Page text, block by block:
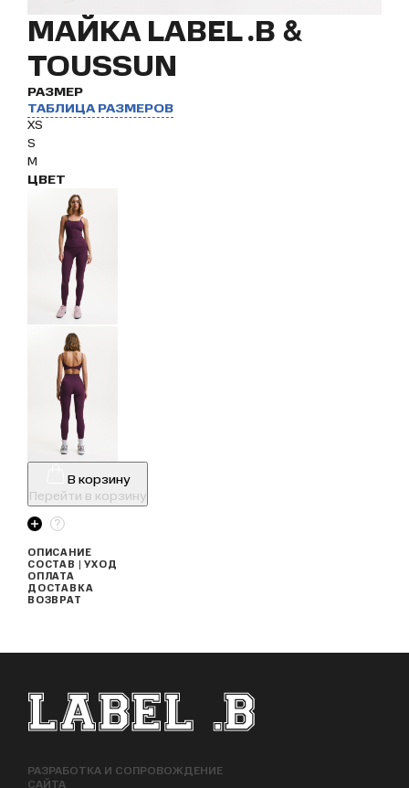
МАЙКА LABEL .B &
TOUSSUN
РАЗМЕР
ТАБЛИЦА РАЗМЕРОВ
XS
S
M
ЦВЕТ
В корзину
Перейти в корзину
ОПИСАНИЕ
СОСТАВ | УХОД
ОПЛАТА
ДОСТАВКА
ВОЗВРАТ
ФУТЕР САЙТА
РАЗРАБОТКА И СОПРОВОЖДЕНИЕ
САЙТА